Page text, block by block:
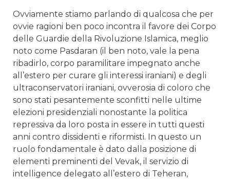
Ovviamente stiamo parlando di qualcosa che per
ovvie ragioni ben poco incontra il favore dei Corpo
delle Guardie della Rivoluzione Islamica, meglio
noto come Pasdaran (il ben noto, vale la pena
ribadirlo, corpo paramilitare impegnato anche
all’estero per curare gli interessi iraniani) e degli
ultraconservatori iraniani, ovverosia di coloro che
sono stati pesantemente sconfitti nelle ultime
elezioni presidenziali nonostante la politica
repressiva da loro posta in essere in tutti questi
anni contro dissidenti e riformisti. In questo un
ruolo fondamentale è dato dalla posizione di
elementi preminenti del Vevak, il servizio di
intelligence delegato all’estero di Teheran,